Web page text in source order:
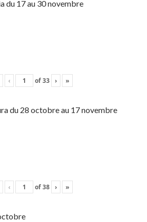
du 17 au 30 novembre
‹ of33 › »
du 28 octobre au 17 novembre
‹ of38 › »